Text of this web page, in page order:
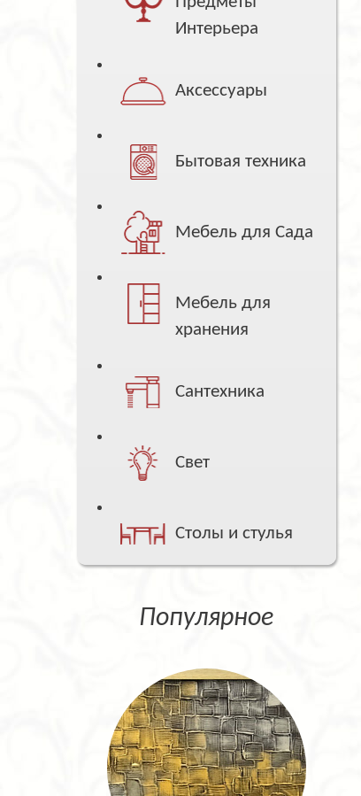
Интерьера
Аксессуары
Бытовая техника
Мебель для Сада
Мебель для
хранения
Сантехника
Свет
Столы и стулья
Популярное